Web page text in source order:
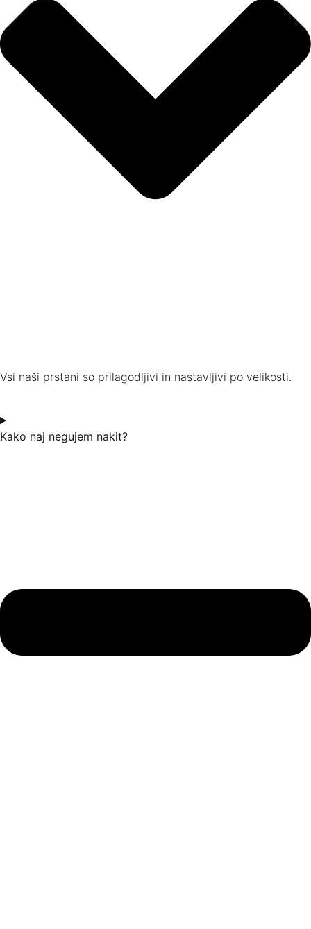
Vsi naši prstani so prilagodljivi in nastavljivi po velikosti.
Kako naj negujem nakit?